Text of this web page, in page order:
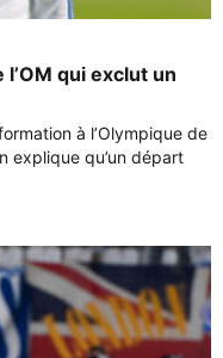
qui exclut un
à l’Olympique de
explique qu’un départ